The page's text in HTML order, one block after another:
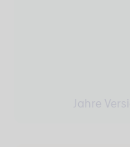
Jahre